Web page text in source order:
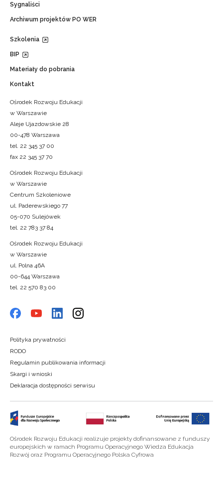
Sygnaliści
Archiwum projektów PO WER
Szkolenia
BIP
Materiały do pobrania
Kontakt
Ośrodek Rozwoju Edukacji
w Warszawie
Aleje Ujazdowskie 28
00-478 Warszawa
tel. 22 345 37 00
fax 22 345 37 70
Ośrodek Rozwoju Edukacji
w Warszawie
Centrum Szkoleniowe
ul. Paderewskiego 77
05-070 Sulejówek
tel. 22 783 37 84
Ośrodek Rozwoju Edukacji
w Warszawie
ul. Polna 46A
00-644 Warszawa
tel. 22 570 83 00
Polityka prywatności
RODO
Regulamin publikowania informacji
Skargi i wnioski
Deklaracja dostępności serwisu
Ośrodek Rozwoju Edukacji realizuje projekty dofinansowane z funduszy
europejskich w ramach Programu Operacyjnego Wiedza Edukacja
Rozwój oraz Programu Operacyjnego Polska Cyfrowa